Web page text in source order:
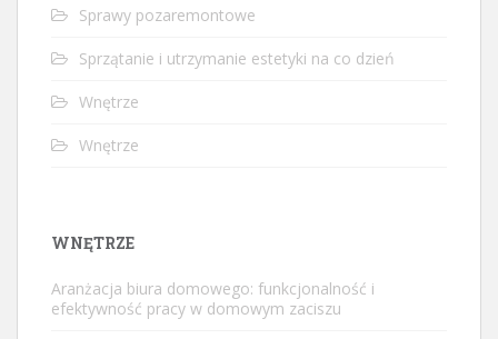
Sprawy pozaremontowe
Sprzątanie i utrzymanie estetyki na co dzień
Wnętrze
Wnętrze
WNĘTRZE
Aranżacja biura domowego: funkcjonalność i
efektywność pracy w domowym zaciszu